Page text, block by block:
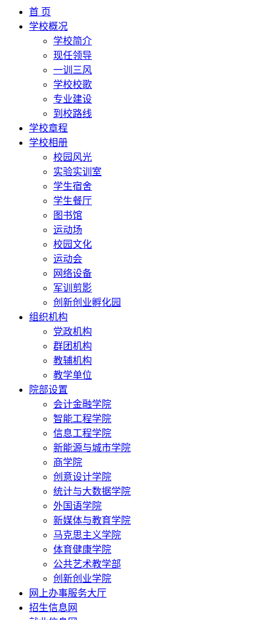
首 页
学校概况
学校简介
现任领导
一训三风
学校校歌
专业建设
到校路线
学校章程
学校相册
校园风光
实验实训室
学生宿舍
学生餐厅
图书馆
运动场
校园文化
运动会
网络设备
军训剪影
创新创业孵化园
组织机构
党政机构
群团机构
教辅机构
教学单位
院部设置
会计金融学院
智能工程学院
信息工程学院
新能源与城市学院
商学院
创意设计学院
统计与大数据学院
外国语学院
新媒体与教育学院
马克思主义学院
体育健康学院
公共艺术教学部
创新创业学院
网上办事服务大厅
招生信息网